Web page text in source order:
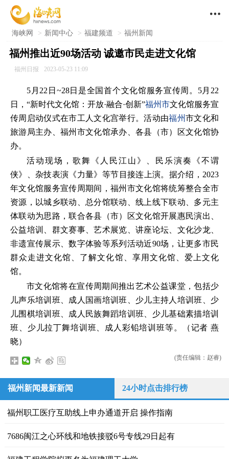

海峡网 > 新闻中心 > 福建频道 > 福州新闻
福州推出近90场活动 诚邀市民走进文化馆
福州日报 2023-05-23 11:09
5月22日~28日是全国首个文化馆服务宣传周。5月22
日，“新时代文化馆：开放·融合·创新”福州市文化馆服务宣
传周启动仪式在市工人文化宫举行。活动由福州市文化和
旅游局主办、福州市文化馆承办、各县（市）区文化馆协
办。
活动现场，歌舞《人民江山》、民乐演奏《不谓
侠》、杂技表演《力量》等节目接连上演。据介绍，2023
年文化馆服务宣传周期间，福州市文化馆将统筹整合全市
资源，以城乡联动、总分馆联动、线上线下联动、多元主
体联动为思路，联合各县（市）区文化馆开展惠民演出、
公益培训、群文赛事、艺术展览、讲座论坛、文化沙龙、
非遗宣传展示、数字体验等系列活动近90场，让更多市民
群众走进文化馆、了解文化馆、享用文化馆、爱上文化
馆。
市文化馆将在宣传周期间推出艺术公益课堂，包括少
儿声乐培训班、成人国画培训班、少儿主持人培训班、少
儿围棋培训班、成人民族舞蹈培训班、少儿基础素描培训
班、少儿拉丁舞培训班、成人彩铅培训班等。（记者 燕
晓）
(责任编辑：赵睿)
福州新闻最新新闻 24小时点击排行榜
福州职工医疗互助线上申办通道开启 操作指南
7686闽江之心环线和地铁接驳6号专线29日起有